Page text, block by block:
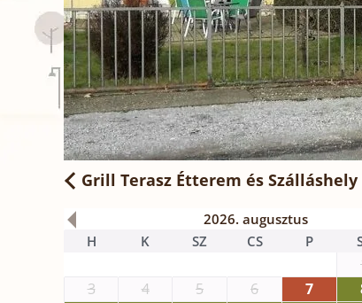
Grill Terasz Étterem és Szálláshely
2026. augusztus
H
K SZ CS P
3
4 5 6 7